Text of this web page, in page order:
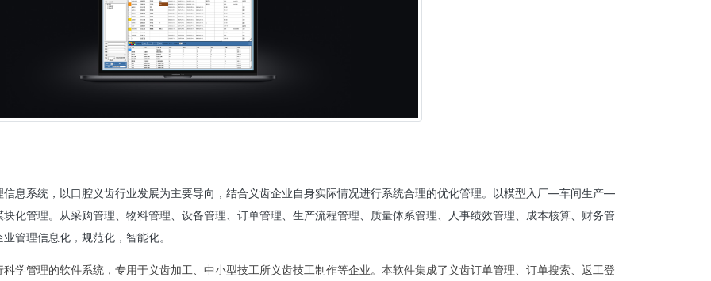
息系统，以口腔义齿行业发展为主要导向，结合义齿企业自身实际情况进行系统合理的优化管理。以模型入厂—车间生产—
化管理。从采购管理、物料管理、设备管理、订单管理、生产流程管理、质量体系管理、人事绩效管理、成本核算、财务管
管理信息化，规范化，智能化。
学管理的软件系统，专用于义齿加工、中小型技工所义齿技工制作等企业。本软件集成了义齿订单管理、订单搜索、返工登